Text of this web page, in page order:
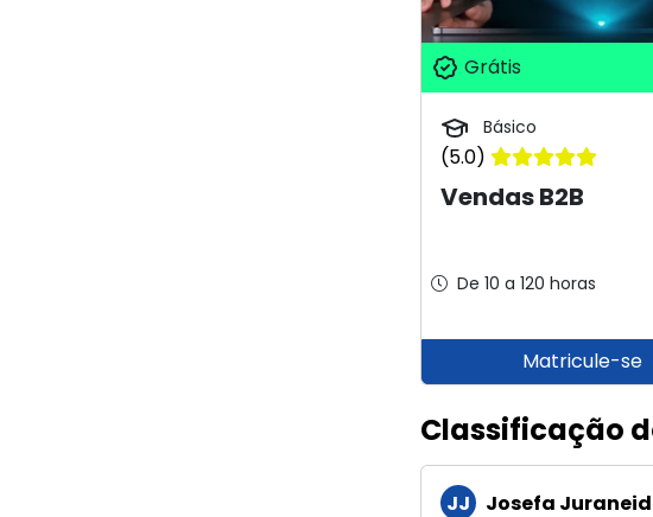
Grátis
Básico
(5.0)
Vendas B2B
De 10 a 120 horas
Matricule-se
Classificação
JJ Josefa